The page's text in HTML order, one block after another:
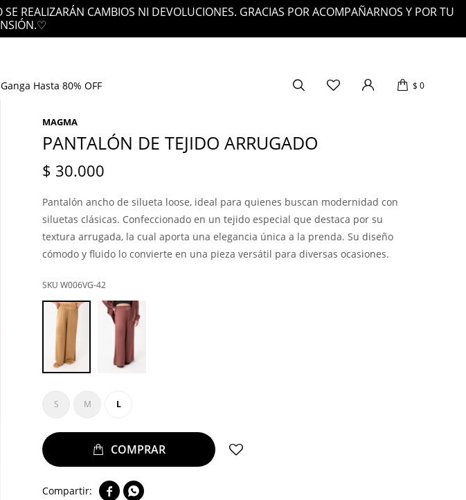
REALIZARÁN CAMBIOS NI DEVOLUCIONES. GRACIAS POR ACOMPAÑARNOS Y POR TU
Ganga Hasta 80% OFF $ 0
MAGMA
PANTALÓN DE TEJIDO ARRUGADO
$ 30.000
Pantalón ancho de silueta loose, ideal para quienes buscan modernidad con
siluetas clásicas. Confeccionado en un tejido especial que destaca por su
textura arrugada, la cual aporta una elegancia única a la prenda. Su diseño
cómodo y fluido lo convierte en una pieza versátil para diversas ocasiones.
W006VG-42
S M L
 